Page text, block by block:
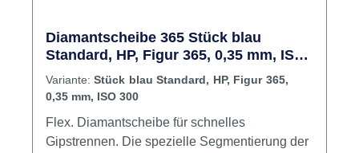
Diamantscheibe 365 Stück blau
Standard, HP, Figur 365, 0,35 mm, ISO
300
Variante: Stück blau Standard, HP, Figur 365,
0,35 mm, ISO 300
Flex. Diamantscheibe für schnelles
Gipstrennen. Die spezielle Segmentierung der